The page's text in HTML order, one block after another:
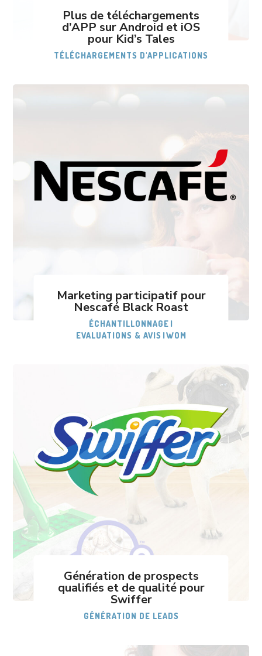
Plus de téléchargements
d’APP sur Android et iOS
pour Kid’s Tales
TÉLÉCHARGEMENTS D'APPLICATIONS
Marketing participatif pour
Nescafé Black Roast
ÉCHANTILLONNAGE |
EVALUATIONS & AVIS |WOM
Génération de prospects
qualifiés et de qualité pour
Swiffer
GÉNÉRATION DE LEADS